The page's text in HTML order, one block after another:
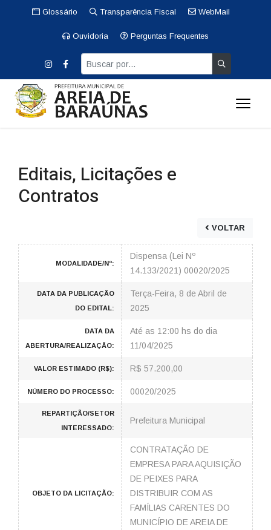
Glossário Transparência Fiscal WebMail
Ouvidoria Perguntas Frequentes
Editais, Licitações e
Contratos
VOLTAR
MODALIDADE/Nº:
Dispensa (Lei Nº
14.133/2021) 00020/2025
DATA DA PUBLICAÇÃO
DO EDITAL:
Terça-Feira, 8 de Abril de
2025
DATA DA
ABERTURA/REALIZAÇÃO:
Até as 12:00 hs do dia
11/04/2025
VALOR ESTIMADO (R$): R$ 57.200,00
NÚMERO DO PROCESSO: 00020/2025
REPARTIÇÃO/SETOR
INTERESSADO:
Prefeitura Municipal
OBJETO DA LICITAÇÃO:
CONTRATAÇÃO DE
EMPRESA PARA AQUISIÇÃO
DE PEIXES PARA
DISTRIBUIR COM AS
FAMÍLIAS CARENTES DO
MUNICÍPIO DE AREIA DE